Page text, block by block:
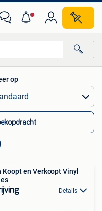
op
en Verkoopt Vinyl
Details